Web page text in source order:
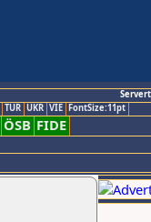
TUR UKR VIE FontSize:11pt
ÖSB FIDE